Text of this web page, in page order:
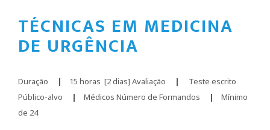
TÉCNICAS EM MEDICINA
DE URGÊNCIA
Duração | 15 horas [2 dias] Avaliação |
Teste escrito
Público-alvo
| Médicos Número de Formandos | Mínimo
de 24